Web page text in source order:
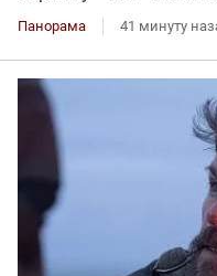
Панорама 41 минуту